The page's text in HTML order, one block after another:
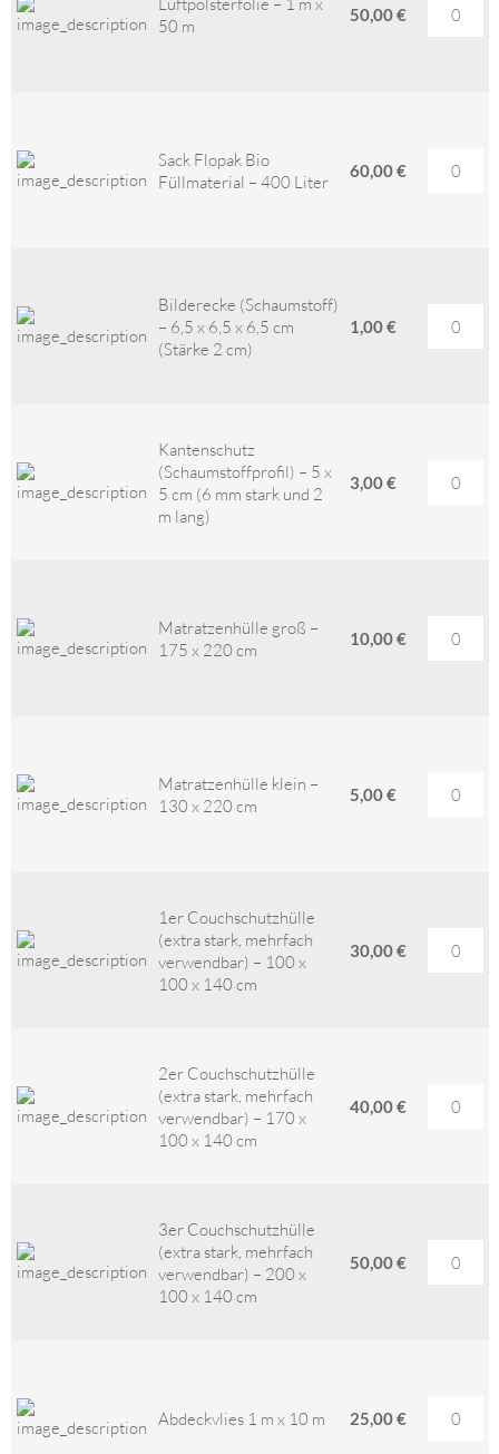
50 m
50,00 €
Sack Flopak Bio
Füllmaterial – 400 Liter
60,00 €
Bilderecke (Schaumstoff)
– 6,5 x 6,5 x 6,5 cm
(Stärke 2 cm)
1,00 €
Kantenschutz
(Schaumstoffprofil) – 5 x
5 cm (6 mm stark und 2
m lang)
3,00 €
Matratzenhülle groß –
175 x 220 cm
10,00 €
Matratzenhülle klein –
130 x 220 cm
5,00 €
1er Couchschutzhülle
(extra stark, mehrfach
verwendbar) – 100 x
100 x 140 cm
30,00 €
2er Couchschutzhülle
(extra stark, mehrfach
verwendbar) – 170 x
100 x 140 cm
40,00 €
3er Couchschutzhülle
(extra stark, mehrfach
verwendbar) – 200 x
100 x 140 cm
50,00 €
Abdeckvlies 1 m x 10 m 25,00 €